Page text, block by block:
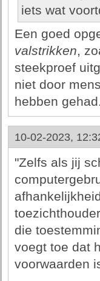
iets wat
Een goed
valstrikken,
steekproef
niet door
hebben gehad.
10-02-2023,
"Zelfs als jij
die
voegt toe dat
voorwaarden